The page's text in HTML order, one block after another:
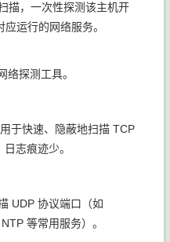
描，一次性探测该主机开
运行的网络服务。
络探测工具。
于快速、隐蔽地扫描 TCP
志痕迹少。
UDP 协议端口（如
等常用服务）。